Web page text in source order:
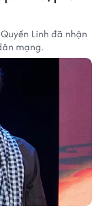
Linh đã nhận
mạng.